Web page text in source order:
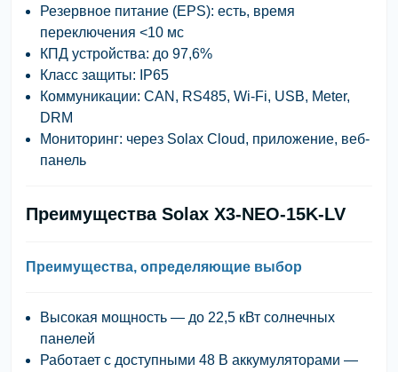
Резервное питание (EPS): есть, время
переключения <10 мс
КПД устройства: до 97,6%
Класс защиты: IP65
Коммуникации: CAN, RS485, Wi-Fi, USB, Meter,
DRM
Мониторинг: через Solax Cloud, приложение, веб-
панель
Преимущества Solax X3-NEO-15K-LV
Преимущества, определяющие выбор
Высокая мощность — до 22,5 кВт солнечных
панелей
Работает с доступными 48 В аккумуляторами —